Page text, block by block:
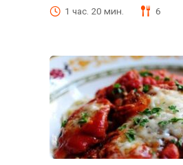
1 час. 20 мин. 6